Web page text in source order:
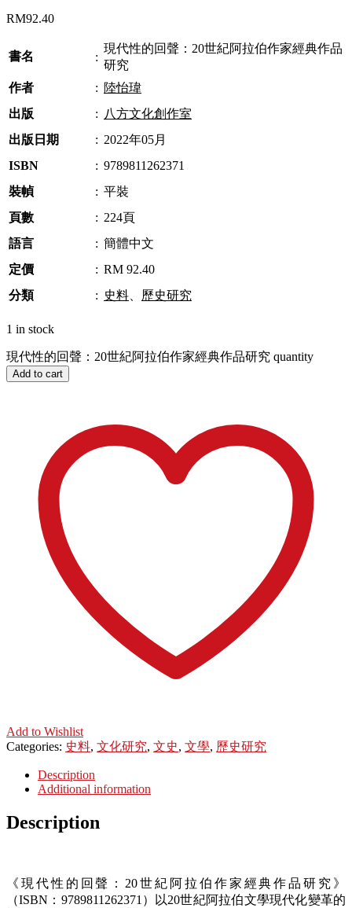
RM92.40
書名 :
現代性的回聲：20世紀阿拉伯作家經典作品
研究
作者
: 陸怡瑋
出版
: 八方文化創作室
出版日期
: 2022年05月
ISBN
: 9789811262371
裝幀
: 平裝
頁數
: 224頁
語言
: 簡體中文
定價
: RM 92.40
分類
: 史料 歷史研究
1 in stock
現代性的回聲：20世紀阿拉伯作家經典作品研究 quantity
Add to cart
Add to Wishlist
Categories: 史料, 文化研究, 文史, 文學, 歷史研究
Description
Additional information
Description
《現代性的回聲：20世紀阿拉伯作家經典作品研究》
（ISBN：9789811262371）以20世紀阿拉伯文學現代化變革的